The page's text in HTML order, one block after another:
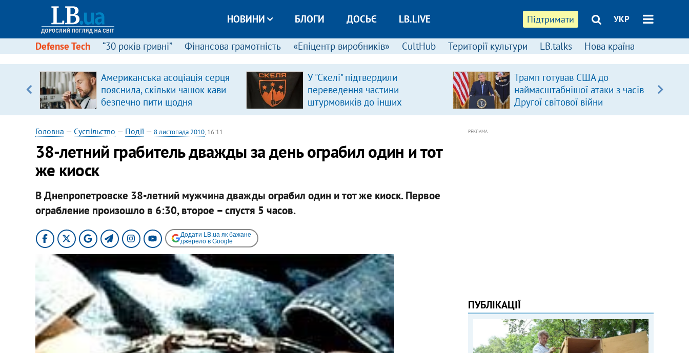
Підтримати УКР
НОВИНИ БЛОГИ ДОСЬЄ LB.LIVE
Defense Tech “30 років гривні” Фінансова грамотність «Епіцентр виробників» CultHub Території культури LB.talks Нова країна
Американська асоціація серця
пояснила, скільки чашок кави
безпечно пити щодня
У "Скелі" підтвердили
переведення частини
штурмовиків до інших
підрозділів
Трамп готував США до
наймасштабнішої атаки з часів
Другої світової війни
Головна — Суспільство — Події— 8 листопада 2010, 16:11
38-летний грабитель дважды за день ограбил один и тот
же киоск
В Днепропетровске 38-летний мужчина дважды ограбил один и тот же киоск. Первое
ограбление произошло в 6:30, второе – спустя 5 часов.​
Додати LB.ua як бажане
джерело в Google
РЕКЛАМА
ПУБЛІКАЦІЇ